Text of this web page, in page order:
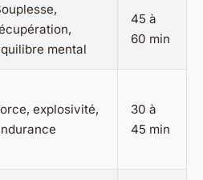
mental
45 à
60 min
explosivité,
30 à
45 min